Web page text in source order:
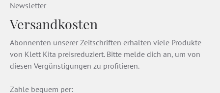
Newsletter
Versandkosten
Abonnenten unserer Zeitschriften erhalten viele Produkte
von Klett Kita preisreduziert. Bitte melde dich an, um von
diesen Vergünstigungen zu profitieren.
Zahle bequem per: